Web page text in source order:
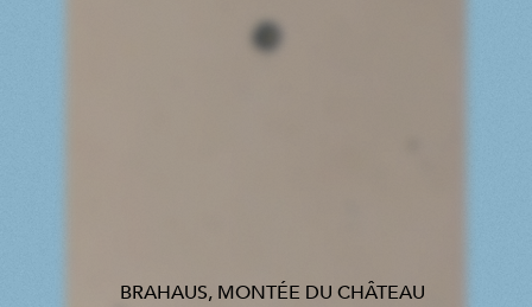
BRAHAUS, MONTÉE DU CHÂTEAU